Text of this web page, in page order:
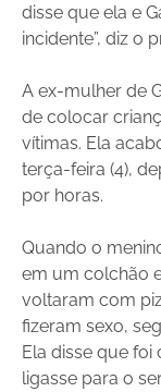
disse que ela e
incidente”, diz o
A ex-mulher de
de colocar
vítimas. Ela
terça-feira (4),
por horas.
Quando o
em um colchão
voltaram com
fizeram sexo,
Ela disse que
ligasse para o